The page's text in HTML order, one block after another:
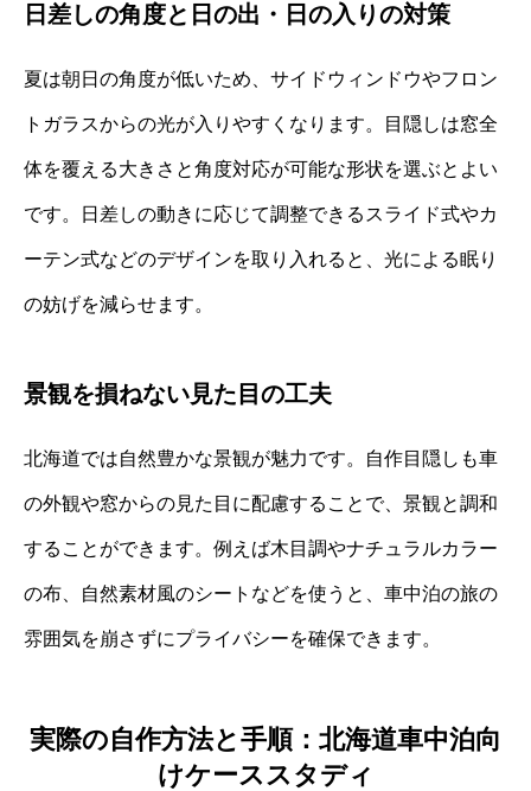
日差しの角度と日の出・日の入りの対策
夏は朝日の角度が低いため、サイドウィンドウやフロン
トガラスからの光が入りやすくなります。目隠しは窓全
体を覆える大きさと角度対応が可能な形状を選ぶとよい
です。日差しの動きに応じて調整できるスライド式やカ
ーテン式などのデザインを取り入れると、光による眠り
の妨げを減らせます。
景観を損ねない見た目の工夫
北海道では自然豊かな景観が魅力です。自作目隠しも車
の外観や窓からの見た目に配慮することで、景観と調和
することができます。例えば木目調やナチュラルカラー
の布、自然素材風のシートなどを使うと、車中泊の旅の
雰囲気を崩さずにプライバシーを確保できます。
実際の自作方法と手順：北海道車中泊向
けケーススタディ